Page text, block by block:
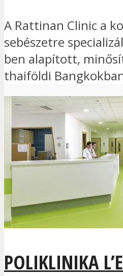
A Rattinan Clinic a
sebészetre
ben alapított,
thaiföldi
POLIKLINIKA